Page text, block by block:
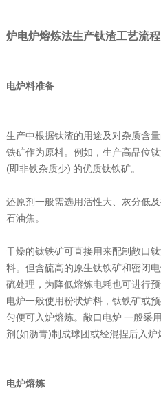
炉电炉熔炼法生产钛渣工艺流程
电炉料准备
生产中根据钛渣的用途及对杂质含
铁矿作为原料。例如，生产高品位
(即非铁杂质少) 的优质钛铁矿。
还原剂一般需选用活性大、灰分低
石油焦。
干燥的钛铁矿可直接用来配制敞口
料。但含硫高的原生钛铁矿和密闭
硫处理，为降低熔炼电耗也可进行
电炉一般使用粉状炉料，钛铁矿或
匀便可入炉熔炼。敞口电炉 一般采
剂(如沥青)制成球团或经混捏后入炉
电炉熔炼